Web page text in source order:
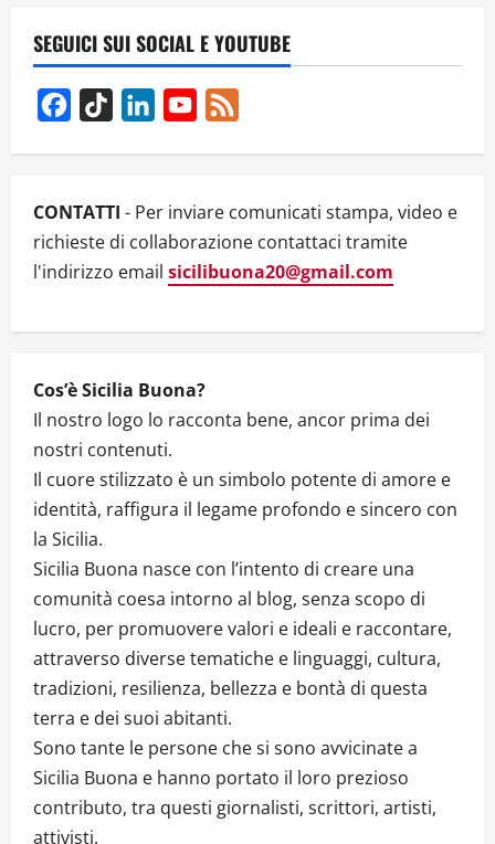
i
g
a
t
i
n
SEGUICI SUI SOCIAL E YOUTUBE
Facebook
TikTok LinkedInYouTube
CONTATTI - Per inviare comunicati stampa, video e
richieste di collaborazione contattaci tramite
l'indirizzo email sicilibuona20@gmail.com
Cos’è Sicilia Buona?
Il nostro logo lo racconta bene, ancor prima dei
nostri contenuti.
Il cuore stilizzato è un simbolo potente di amore e
identità, raffigura il legame profondo e sincero con
la Sicilia.
Sicilia Buona nasce con l’intento di creare una
comunità coesa intorno al blog, senza scopo di
lucro, per promuovere valori e ideali e raccontare,
attraverso diverse tematiche e linguaggi, cultura,
tradizioni, resilienza, bellezza e bontà di questa
terra e dei suoi abitanti.
Sono tante le persone che si sono avvicinate a
Sicilia Buona e hanno portato il loro prezioso
contributo, tra questi giornalisti, scrittori, artisti,
attivisti.